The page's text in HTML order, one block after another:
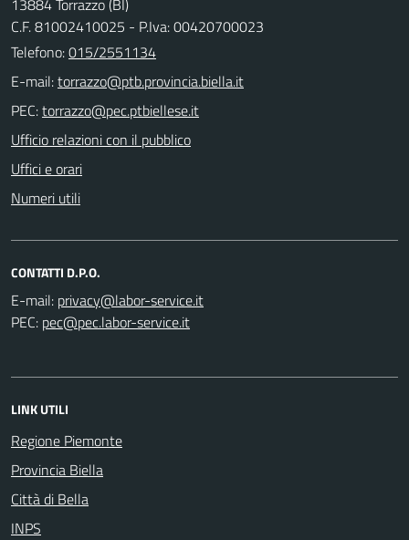
C.F. 81002410025 - P.Iva: 00420700023
Telefono:015/2551134
E-mail:
PEC:
Ufficio relazioni con il pubblico
Uffici e orari
Numeri utili
CONTATTI D.P.O.
E-mail:
PEC:
LINK UTILI
Regione Piemonte
Provincia Biella
Città di Bella
INPS